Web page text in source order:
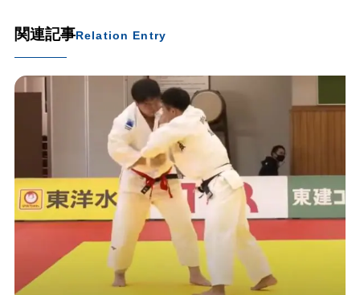
関連記事Relation Entry